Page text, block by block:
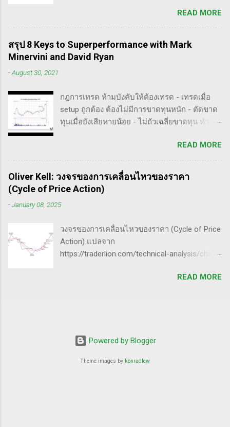
จังหวะที่เหมาะสมในการเข้าเทรด . - วิธีการที่
พิสูจน์แล้วว่าทำเงินได้จริงและทำซ้ำได้ตลอด
(Method): การมีระบบหรือกลยุทธ์ที่ชัดเจนในการ
เทรดเป็นสิ่งสำคัญ เพราะจะช่วยให้คุณไม่หลงลืม
(Patience): การรอคอยและไม่รีบร้อนถือเป็น
คุณสมบัติที่สำคัญในนักเทรด ความอดทนช่วยให้
คุณสามารถทนต่อความผันผวนของตลาดและรอ
คอยจังหวะที่ดี...
เอง, ก็เลยอดตื่นใจไม่ได้กับข้อมูลที่เขาเขียนถึง "
How Manipulators Operate " ซึีงผมตีความว่ามัน
น่าเป็น " ขั้นตอนการทำราคาของ Market Maker "
พอได้สแกนคร่าวๆแล้วก็รู้สึกว่าน่าสนใจ เลย
พยายามแปลให้ตัวเองรู้เรื่อง แม้ว่าภาษาของแกจะ
อาจจะไม่เป๊ะตามใจความที่เขาพยายามสื่อ แต่ก็
น่าจะพอเห็นภาพได้ในระดับหนึ่งครับ ใครที่ภาษา
อังกฤษคล่องๆ ก็ไปอ่านต้นฉบับได้ที่ลิ้งค์นี้นะ
3/01/21/book-review-of-stock-market-
technique-number-one-by-richard-d-wyckoff/
ขั้นตอนการทำราคาของ Market Maker 1) เลือก
เป้าหมาย - ทำการทดสอบอย่างต่อเนื่องเพื่อดูว่า
ตลาดที่มีความต้านทานน้อยสุด - ที่ต้องเลือกตัวที่
มีความต้าน...
READ MORE
สรุป 8 Keys to Superperformance with Mark
Minervini and David Ryan
-August 30, 2021
กฎการเทรด ห้ามบังคับให้ต้องเทรด - เทรดเมื่อ
setup ถูกต้อง ต้องไม่มีการขาดทุนหนัก - ตัดขาด
ทุนเมื่อยังเสียหายน้อย - ไม่ถัวเฉลี่ยขาดทุน ทำ
ตนเอง และต้องตั้งกฏขึ้นมา - ต้องมีวินัย ทำตาม
กฎ - ต้องอยู่ในขอบเขตความรู้/สามารถในการ
แข่งขันตน - เทรดตาม setup ที่คุ้นเคย - ห้ามถัว
เฉลี่ยขาดทุน เป้าหมายของนักเทรดมืออาชีพ -
ตัดขาดทุนให้เสียหายน้อยไว้ก่อน - กินกำไรคำ
ใหญ่(กว่าตัดขาดทุน) - ทบต้นให้ได้มากที่สุด /
50% ของทั้งหมด กุญแจ 4 ดอกเพื่อปั้นพอร์ตให้โต
ระเบิด ๑. จับจังหวะตลาด Price pattern ฐานราคา
จะเกิดซ้ำรอยเสมอ ระบุให้ได้ ซื้อให้ถูกจังหวะ ฝึก
ที่ - ทะลุขึ้นจากการบีบตัว consolidation - ทะลุขึ้น
กำไร อย่าถือยาว จบรอบ ตัวใครตัวมัน ๒.
READ MORE
Oliver Kell: วงจรของการเคลื่อนไหวของราคา
(Cycle of Price Action)
-January 08, 2025
วงจรของการเคลื่อนไหวของราคา (Cycle of Price
Action) แปลจาก
https://traderlion.com/technical-analysis/chart-
Oliver Kell เป็นนักเทรดที่ประสบความสำเร็จอย่าง
ตลาดขาขึ้น (Uptrend) และตลาดขาลง
Price Action กลยุทธ์ Cycle of Price Action ของ
READ MORE
Powered by Blogger
Theme images by konradlew